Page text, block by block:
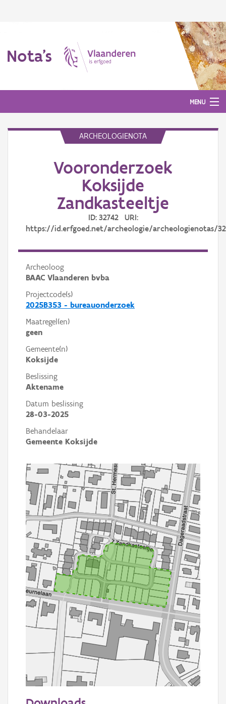
Nota's
MENU
ARCHEOLOGIENOTA
Vooronderzoek
Koksijde
Zandkasteeltje
ID: 32742 URI:
https://id.erfgoed.net/archeologie/archeologienotas/
Archeoloog
BAAC Vlaanderen bvba
Projectcode(s)
2025B353 - bureauonderzoek
Maatregel(en)
geen
Gemeente(n)
Koksijde
Beslissing
Aktename
Datum beslissing
28-03-2025
Behandelaar
Gemeente Koksijde